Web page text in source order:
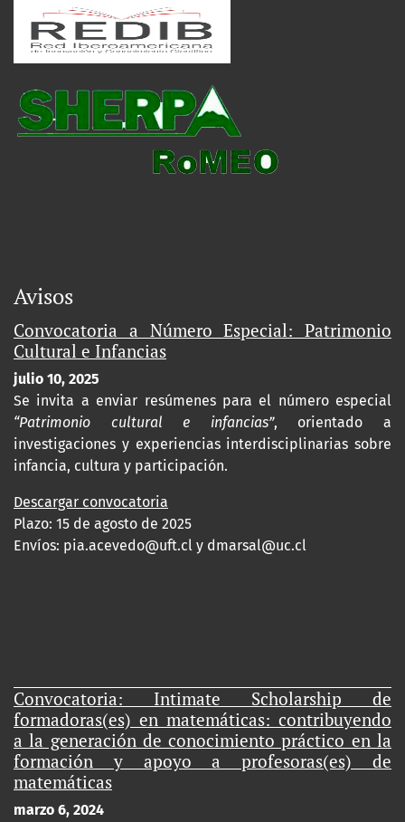
Avisos
Convocatoria a Número Especial: Patrimonio
Cultural e Infancias
julio 10, 2025
Se invita a enviar resúmenes para el número especial
“Patrimonio cultural e infancias”, orientado a
investigaciones y experiencias interdisciplinarias sobre
infancia, cultura y participación.
Descargar convocatoria
Plazo: 15 de agosto de 2025
Envíos: pia.acevedo@uft.cl y dmarsal@uc.cl
Convocatoria: Intimate Scholarship de
formadoras(es) en matemáticas: contribuyendo
a la generación de conocimiento práctico en la
formación y apoyo a profesoras(es) de
matemáticas
marzo 6, 2024